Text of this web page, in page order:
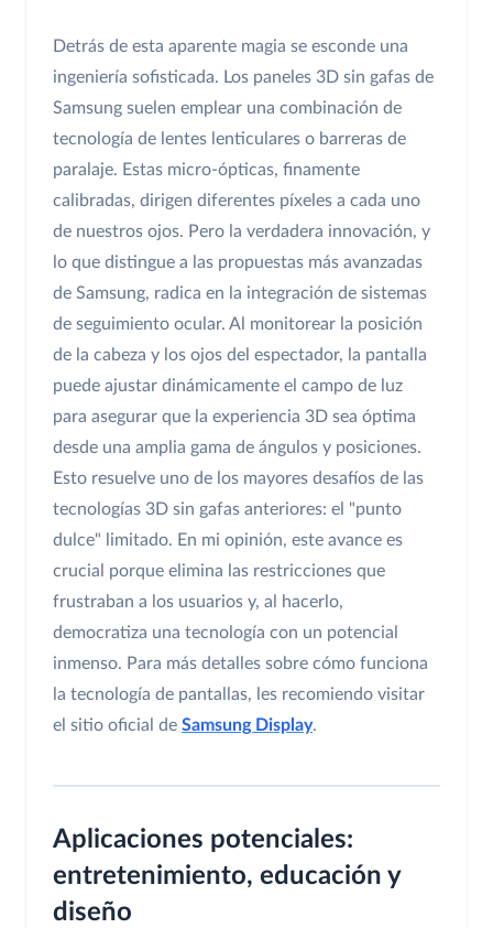
Detrás de esta aparente magia se esconde una
ingeniería sofisticada. Los paneles 3D sin gafas de
Samsung suelen emplear una combinación de
tecnología de lentes lenticulares o barreras de
paralaje. Estas micro-ópticas, finamente
calibradas, dirigen diferentes píxeles a cada uno
de nuestros ojos. Pero la verdadera innovación, y
lo que distingue a las propuestas más avanzadas
de Samsung, radica en la integración de sistemas
de seguimiento ocular. Al monitorear la posición
de la cabeza y los ojos del espectador, la pantalla
puede ajustar dinámicamente el campo de luz
para asegurar que la experiencia 3D sea óptima
desde una amplia gama de ángulos y posiciones.
Esto resuelve uno de los mayores desafíos de las
tecnologías 3D sin gafas anteriores: el "punto
dulce" limitado. En mi opinión, este avance es
crucial porque elimina las restricciones que
frustraban a los usuarios y, al hacerlo,
democratiza una tecnología con un potencial
inmenso. Para más detalles sobre cómo funciona
la tecnología de pantallas, les recomiendo visitar
el sitio oficial de Samsung Display.
Aplicaciones potenciales:
entretenimiento, educación y
diseño